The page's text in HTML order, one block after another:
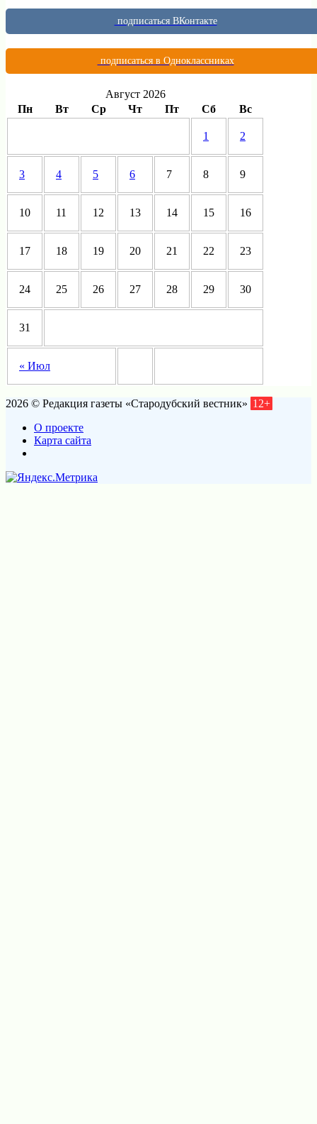
подписаться ВКонтакте
подписаться в Одноклассниках
Август 2026
Пн
Вт Ср Чт Пт Сб Вс
« Июл
1 2
3 4 5 6 7 8 9
10 11 12 13 14 15 16
17 18 19 20 21 22 23
24 25 26 27 28 29 30
31
2026 © Редакция газеты «Стародубский вестник» 12+
О проекте
Карта сайта